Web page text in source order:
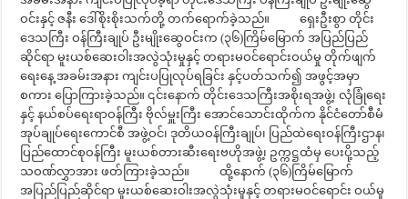
ဝင်းနှင့် ဇနီး ဒေါ်စိုးစိုးသက်တို့ တက်ရောက်ခဲ့သည်။ ရှေးဦးစွာ တိုင်း
ဒေသကြီး ဝန်ကြီးချုပ် ဦးမျိုးဆွေဝင်းက (၃၆)ကြိမ်မြောက် အပြည်ပြည်
ဆိုင်ရာ မူးယစ်ဆေးဝါးအလွဲသုံးမှုနှင့် တရားမဝင်ရောင်းဝယ်မှု တိုက်ဖျက်
ရေးနေ့ အခမ်းအနား ကျင်းပပြုလုပ်ရခြင်း နှင့်ပတ်သက်၍ အဖွင့်အမှာ
စကား ပြောကြားခဲ့သည်။ ၎င်းနောက် တိုင်းဒေသကြီးအစိုးရအဖွဲ့၊ လုံခြုံရေး
နှင့် နယ်စပ်ရေးရာဝန်ကြီး ဗိုလ်မှူးကြီး အောင်သောင်းထိုက်က နိုင်ငံတော်စီမံ
အုပ်ချုပ်ရေးကောင်စီ အဖွဲ့ဝင်၊ ဒုတိယဝန်ကြီးချုပ်၊ ပြည်ထဲရေးဝန်ကြီးဌာန၊
ပြည်ထောင်စုဝန်ကြီး မူးယစ်တားဆီးရေးဗဟိုအဖွဲ့၊ ဥက္ကဋ္ဌထံမှ ပေးပို့သည့်
သဝဏ်လွှာအား ဖတ်ကြားခဲ့သည်။ ထို့နောက် (၃၆)ကြိမ်မြောက်
အပြည်ပြည်ဆိုင်ရာ မူးယစ်ဆေးဝါးအလွဲသုံးမှုနှင့် တရားမဝင်ရောင်း ဝယ်မှု